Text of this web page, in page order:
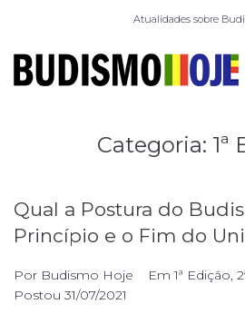
Atualidades sobre
Categoria: 1ª
Qual a Postura do
Princípio e o Fim do
Por Budismo Hoje Em1ª Edição,
Postou 31/07/2021